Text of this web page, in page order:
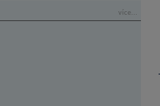
více...